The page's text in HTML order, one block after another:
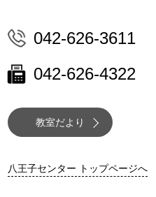
042-626-3611
042-626-4322
教室だより
八王子センター トップページへ